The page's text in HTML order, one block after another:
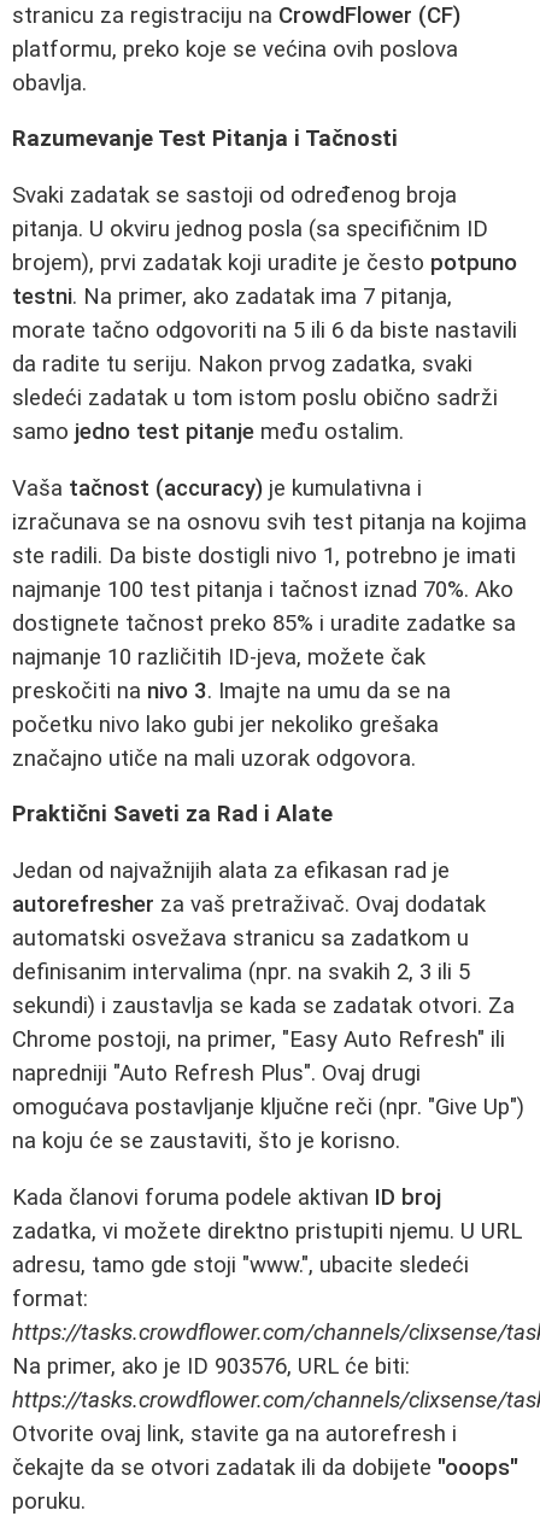
stranicu za registraciju na CrowdFlower (CF)
platformu, preko koje se većina ovih poslova
obavlja.
Razumevanje Test Pitanja i Tačnosti
Svaki zadatak se sastoji od određenog broja
pitanja. U okviru jednog posla (sa specifičnim ID
brojem), prvi zadatak koji uradite je često potpuno
testni. Na primer, ako zadatak ima 7 pitanja,
morate tačno odgovoriti na 5 ili 6 da biste nastavili
da radite tu seriju. Nakon prvog zadatka, svaki
sledeći zadatak u tom istom poslu obično sadrži
samo jedno test pitanje među ostalim.
Vaša tačnost (accuracy) je kumulativna i
izračunava se na osnovu svih test pitanja na kojima
ste radili. Da biste dostigli nivo 1, potrebno je imati
najmanje 100 test pitanja i tačnost iznad 70%. Ako
dostignete tačnost preko 85% i uradite zadatke sa
najmanje 10 različitih ID-jeva, možete čak
preskočiti na nivo 3. Imajte na umu da se na
početku nivo lako gubi jer nekoliko grešaka
značajno utiče na mali uzorak odgovora.
Praktični Saveti za Rad i Alate
Jedan od najvažnijih alata za efikasan rad je
autorefresher za vaš pretraživač. Ovaj dodatak
automatski osvežava stranicu sa zadatkom u
definisanim intervalima (npr. na svakih 2, 3 ili 5
sekundi) i zaustavlja se kada se zadatak otvori. Za
Chrome postoji, na primer, "Easy Auto Refresh" ili
napredniji "Auto Refresh Plus". Ovaj drugi
omogućava postavljanje ključne reči (npr. "Give Up")
na koju će se zaustaviti, što je korisno.
Kada članovi foruma podele aktivan ID broj
zadatka, vi možete direktno pristupiti njemu. U URL
adresu, tamo gde stoji "www.", ubacite sledeći
format:
https://tasks.crowdflower.com/channels/clixsense/
Na primer, ako je ID 903576, URL će biti:
https://tasks.crowdflower.com/channels/clixsense/
Otvorite ovaj link, stavite ga na autorefresh i
čekajte da se otvori zadatak ili da dobijete "ooops"
poruku.